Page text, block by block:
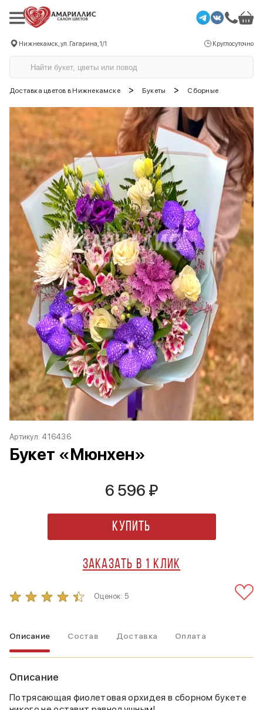
Нижнекамск, ул. Гагарина, 1/1 Круглосуточно
Доставка цветов в Нижнекамске > Букеты > Сборные
Артикул: 416436
Букет «Мюнхен»
6 596 ₽
Заказать в 1 клик
Купить
Оценок: 5
Описание Состав Доставка Оплата
Описание
Потрясающая фиолетовая орхидея в сборном букете